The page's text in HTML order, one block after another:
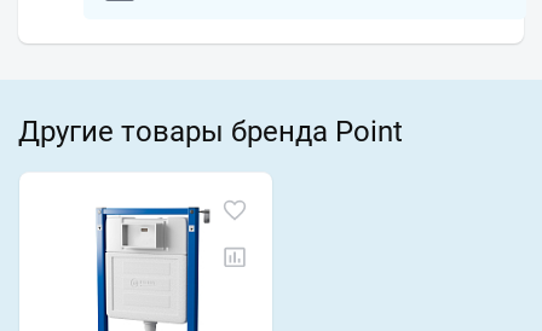
Другие товары бренда Point